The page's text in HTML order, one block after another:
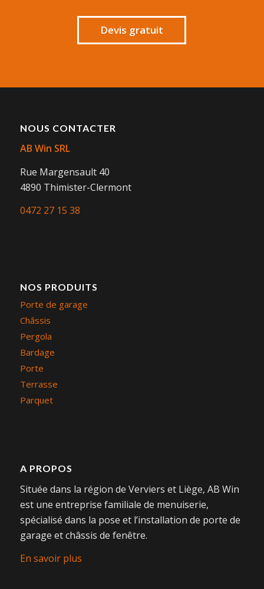
Devis gratuit
NOUS CONTACTER
AB Win SRL
Rue Margensault 40
4890 Thimister-Clermont
0472 27 15 38
NOS PRODUITS
Porte de garage
Châssis
Pergola
Bardage
Porte
Terrasse
Parquet
A PROPOS
Située dans la région de Verviers et Liège, AB Win
est une entreprise familiale de menuiserie,
spécialisé dans la pose et l’installation de porte de
garage et châssis de fenêtre.
En savoir plus